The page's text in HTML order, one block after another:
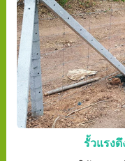
รั้วแรงดึ